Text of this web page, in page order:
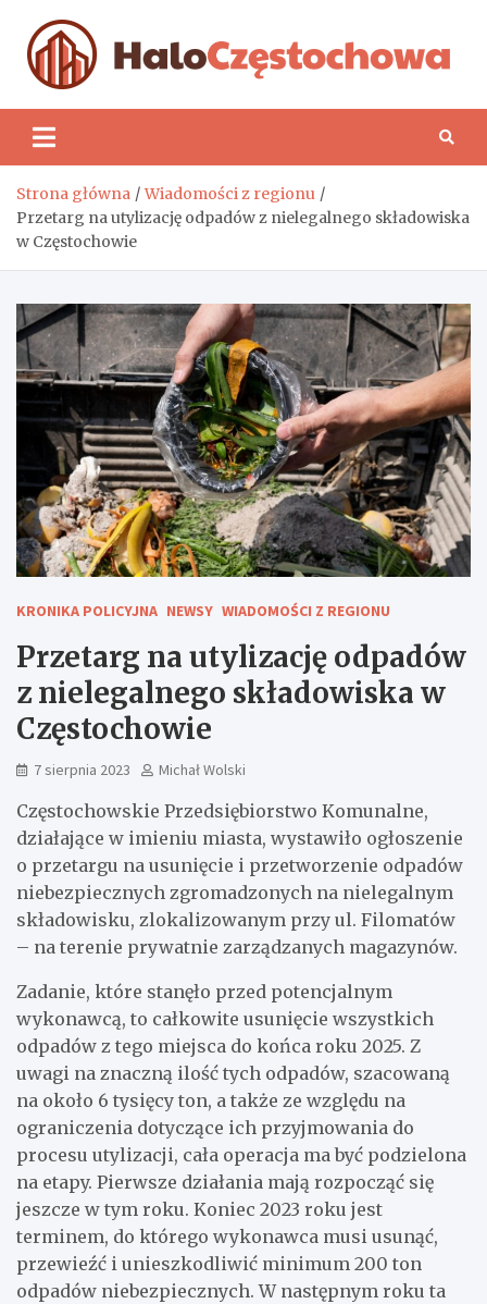
content
Strona główna
Wiadomości z regionu
Przetarg na utylizację odpadów z nielegalnego składowiska
w Częstochowie
KRONIKA POLICYJNA NEWSY WIADOMOŚCI Z REGIONU
Przetarg na utylizację odpadów
z nielegalnego składowiska w
Częstochowie
7 sierpnia 2023 Michał Wolski
Częstochowskie Przedsiębiorstwo Komunalne,
działające w imieniu miasta, wystawiło ogłoszenie
o przetargu na usunięcie i przetworzenie odpadów
niebezpiecznych zgromadzonych na nielegalnym
składowisku, zlokalizowanym przy ul. Filomatów
– na terenie prywatnie zarządzanych magazynów.
Zadanie, które stanęło przed potencjalnym
wykonawcą, to całkowite usunięcie wszystkich
odpadów z tego miejsca do końca roku 2025. Z
uwagi na znaczną ilość tych odpadów, szacowaną
na około 6 tysięcy ton, a także ze względu na
ograniczenia dotyczące ich przyjmowania do
procesu utylizacji, cała operacja ma być podzielona
na etapy. Pierwsze działania mają rozpocząć się
jeszcze w tym roku. Koniec 2023 roku jest
terminem, do którego wykonawca musi usunąć,
przewieźć i unieszkodliwić minimum 200 ton
odpadów niebezpiecznych. W następnym roku ta